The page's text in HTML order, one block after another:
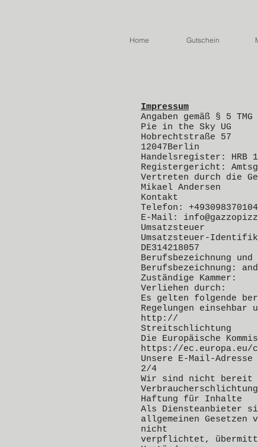
Home Gutschein
Impressum
Angaben gemäß § 5 TMG
Pie in the Sky UG
Hobrechtstraße 57
12047Berlin
Handelsregister: HRB
Registergericht:
Vertreten durch die
Mikael Andersen
Kontakt
Telefon: +493098370104
E-Mail:
Umsatzsteuer
Umsatzsteuer-
DE314218057
Berufsbezeichnung
Berufsbezeichnung:
Zuständige Kammer:
Verliehen durch:
Es gelten folgende
Regelungen einsehbar
http://
Streitschlichtung
Die Europäische
https://ec.europa.eu/
Unsere E-Mail-
2/4
Wir sind nicht bereit
Haftung für Inhalte
Als Diensteanbieter
allgemeinen
nicht
verpflichtet,